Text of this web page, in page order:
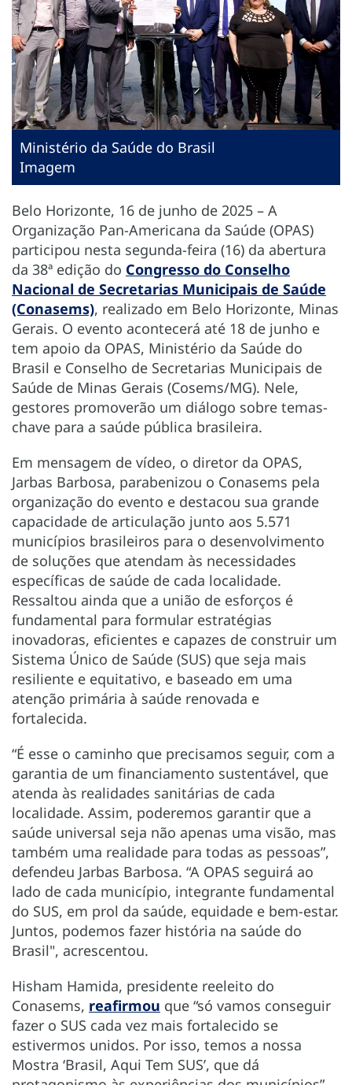
Ministério da Saúde do Brasil
Imagem
Belo Horizonte, 16 de junho de 2025 – A
Organização Pan-Americana da Saúde (OPAS)
participou nesta segunda-feira (16) da abertura
da 38ª edição do Congresso do Conselho
Nacional de Secretarias Municipais de Saúde
(Conasems), realizado em Belo Horizonte, Minas
Gerais. O evento acontecerá até 18 de junho e
tem apoio da OPAS, Ministério da Saúde do
Brasil e Conselho de Secretarias Municipais de
Saúde de Minas Gerais (Cosems/MG). Nele,
gestores promoverão um diálogo sobre temas-
chave para a saúde pública brasileira.
Em mensagem de vídeo, o diretor da OPAS,
Jarbas Barbosa, parabenizou o Conasems pela
organização do evento e destacou sua grande
capacidade de articulação junto aos 5.571
municípios brasileiros para o desenvolvimento
de soluções que atendam às necessidades
específicas de saúde de cada localidade.
Ressaltou ainda que a união de esforços é
fundamental para formular estratégias
inovadoras, eficientes e capazes de construir um
Sistema Único de Saúde (SUS) que seja mais
resiliente e equitativo, e baseado em uma
atenção primária à saúde renovada e
fortalecida.
“É esse o caminho que precisamos seguir, com a
garantia de um financiamento sustentável, que
atenda às realidades sanitárias de cada
localidade. Assim, poderemos garantir que a
saúde universal seja não apenas uma visão, mas
também uma realidade para todas as pessoas”,
defendeu Jarbas Barbosa. “A OPAS seguirá ao
lado de cada município, integrante fundamental
do SUS, em prol da saúde, equidade e bem-estar.
Juntos, podemos fazer história na saúde do
Brasil", acrescentou.
Hisham Hamida, presidente reeleito do
Conasems, reafirmou que “só vamos conseguir
fazer o SUS cada vez mais fortalecido se
estivermos unidos. Por isso, temos a nossa
Mostra ‘Brasil, Aqui Tem SUS’, que dá